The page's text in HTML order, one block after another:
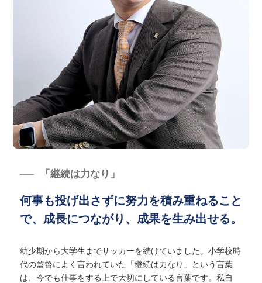
「継続は力なり」
何事も投げ出さずに努力を積み重ねること
で、成長につながり、成果を生み出せる。
幼少期から大学生までサッカーを続けていました。小学校時
代の監督によく言われていた「継続は力なり」という言葉
は、今でも仕事をする上で大切にしている言葉です。私自